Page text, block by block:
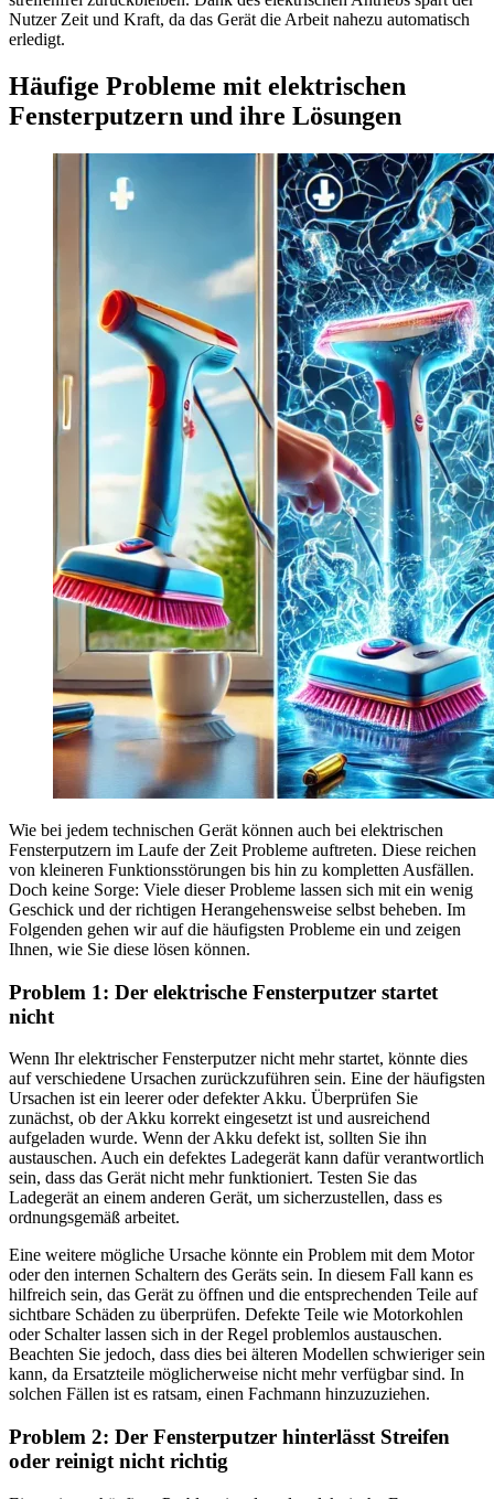
Nutzer Zeit und Kraft, da das Gerät die Arbeit nahezu automatisch
erledigt.
Häufige Probleme mit elektrischen
Fensterputzern und ihre Lösungen
Wie bei jedem technischen Gerät können auch bei elektrischen
Fensterputzern im Laufe der Zeit Probleme auftreten. Diese reichen
von kleineren Funktionsstörungen bis hin zu kompletten Ausfällen.
Doch keine Sorge: Viele dieser Probleme lassen sich mit ein wenig
Geschick und der richtigen Herangehensweise selbst beheben. Im
Folgenden gehen wir auf die häufigsten Probleme ein und zeigen
Ihnen, wie Sie diese lösen können.
Problem 1: Der elektrische Fensterputzer startet
nicht
Wenn Ihr elektrischer Fensterputzer nicht mehr startet, könnte dies
auf verschiedene Ursachen zurückzuführen sein. Eine der häufigsten
Ursachen ist ein leerer oder defekter Akku. Überprüfen Sie
zunächst, ob der Akku korrekt eingesetzt ist und ausreichend
aufgeladen wurde. Wenn der Akku defekt ist, sollten Sie ihn
austauschen. Auch ein defektes Ladegerät kann dafür verantwortlich
sein, dass das Gerät nicht mehr funktioniert. Testen Sie das
Ladegerät an einem anderen Gerät, um sicherzustellen, dass es
ordnungsgemäß arbeitet.
Eine weitere mögliche Ursache könnte ein Problem mit dem Motor
oder den internen Schaltern des Geräts sein. In diesem Fall kann es
hilfreich sein, das Gerät zu öffnen und die entsprechenden Teile auf
sichtbare Schäden zu überprüfen. Defekte Teile wie Motorkohlen
oder Schalter lassen sich in der Regel problemlos austauschen.
Beachten Sie jedoch, dass dies bei älteren Modellen schwieriger sein
kann, da Ersatzteile möglicherweise nicht mehr verfügbar sind. In
solchen Fällen ist es ratsam, einen Fachmann hinzuzuziehen.
Problem 2: Der Fensterputzer hinterlässt Streifen
oder reinigt nicht richtig